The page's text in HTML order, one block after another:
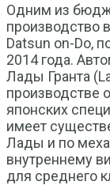
Одним из
производство
Datsun on-Dо,
2014 года.
Лады Гранта
производстве
японских
имеет
Лады и по
внутреннему
для среднего